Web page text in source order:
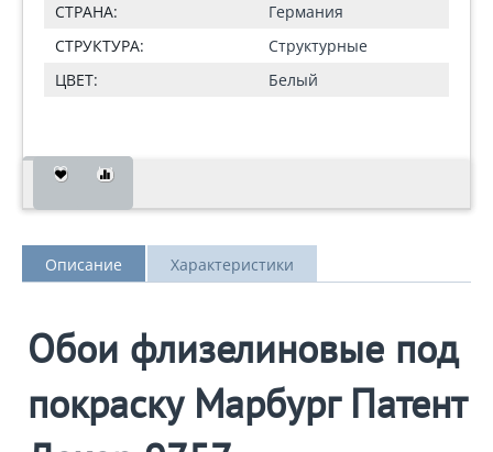
СТРАНА:
Германия
СТРУКТУРА:
Структурные
ЦВЕТ:
Белый
Описание Характеристики
Обои флизелиновые под
покраску Марбург Патент